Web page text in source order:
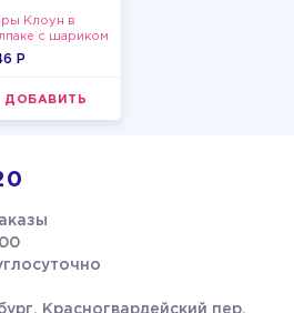
Клоун в
с шариком
P
ДОБАВИТЬ
Красногвардейский пер.